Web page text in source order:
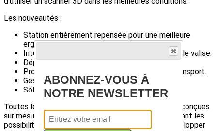
Les nouveautés :
Station entièrement repensée pour une meilleure
ergonomie.
Intégration complète du matériel dans une seule valise.
Déploiement rapide sur site.
Protection optimale du matériel pendant le transport.
Gestion propre des câbles et des accessoires.
Solution adaptable à différents scanners 3D.
Toutes les pièces spécifiques de la station ont été conçues
sur mesure et fabriquées en impression 3D, démontrant les
possibilités qu'offre la fabrication additive pour développer
ABONNEZ-VOUS À
NOTRE NEWSLETTER